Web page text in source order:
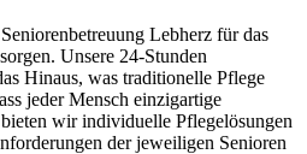
Lebherz für das
Unsere 24-Stunden
Hinaus, was traditionelle Pflege
jeder Mensch einzigartige
wir individuelle Pflegelösungen
der jeweiligen Senioren